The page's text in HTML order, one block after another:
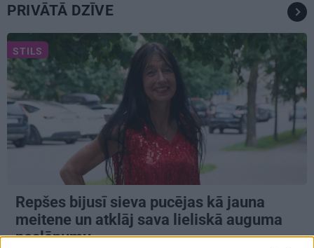
PRIVĀTĀ DZĪVE
STILS
Repšes bijusī sieva pucējas kā jauna
meitene un atklāj sava lieliskā auguma
noslēpumu